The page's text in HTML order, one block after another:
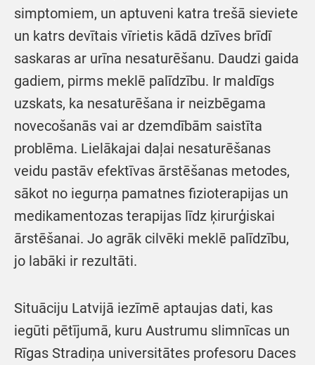
simptomiem, un aptuveni katra trešā sieviete
un katrs devītais vīrietis kādā dzīves brīdī
saskaras ar urīna nesaturēšanu. Daudzi gaida
gadiem, pirms meklē palīdzību. Ir maldīgs
uzskats, ka nesaturēšana ir neizbēgama
novecošanās vai ar dzemdībām saistīta
problēma. Lielākajai daļai nesaturēšanas
veidu pastāv efektīvas ārstēšanas metodes,
sākot no iegurņa pamatnes fizioterapijas un
medikamentozas terapijas līdz ķirurģiskai
ārstēšanai. Jo agrāk cilvēki meklē palīdzību,
jo labāki ir rezultāti.
Situāciju Latvijā iezīmē aptaujas dati, kas
iegūti pētījumā, kuru Austrumu slimnīcas un
Rīgas Stradiņa universitātes profesoru Daces